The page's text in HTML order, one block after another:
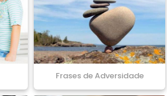
Frases de Adversidade